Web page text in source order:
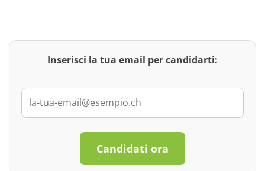
Inserisci la tua email per candidarti:
Candidati ora